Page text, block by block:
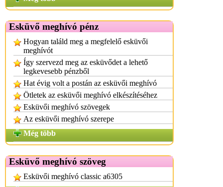
Esküvő meghívó pénz
Hogyan találd meg a megfelelő esküvői
meghívót
Így szervezd meg az esküvődet a lehető
legkevesebb pénzből
Hat évig volt a postán az esküvői meghívó
Ötletek az esküvői meghívó elkészítéséhez
Esküvői meghívó szövegek
Az esküvői meghívó szerepe
Még több
Esküvő meghívó szöveg
Esküvői meghívó classic a6305